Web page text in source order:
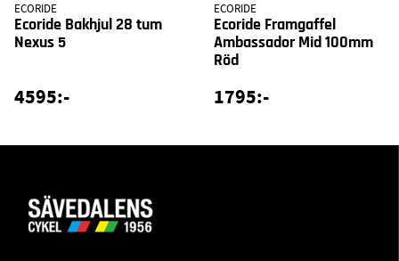
ECORIDE
Ecoride Bakhjul 28 tum
Nexus 5
4595:-
ECORIDE
Ecoride Framgaffel
Ambassador Mid 100mm
Röd
1795:-